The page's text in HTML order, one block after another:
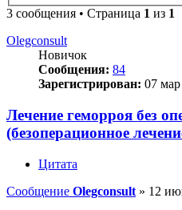
3 сообщения • Страница 1 из 1
Olegconsult
Новичок
Сообщения: 84
Зарегистрирован: 07
Лечение геморроя без
(безоперационное
Цитата
Сообщение Olegconsult » 12